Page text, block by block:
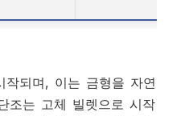
작되며, 이는 금형을 자연
조는 고체 빌렛으로 시작